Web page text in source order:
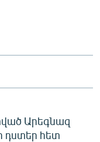
Արեգնազ
դստեր հետ